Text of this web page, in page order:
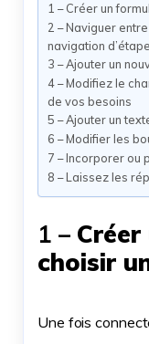
1 – Créer un
2 – Naviguer
navigation d’étape
3 – Ajouter un
4 – Modifiez le
de vos besoins
5 – Ajouter un
6 – Modifier les
7 – Incorporer ou
8 – Laissez les
1 –
choisir
Une fois